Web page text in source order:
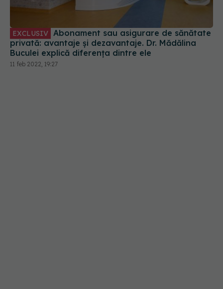
EXCLUSIV
privată: avantaje și dezavantaje. Dr. Mădălina
Buculei explică diferența dintre ele
11 feb 2022, 19:27